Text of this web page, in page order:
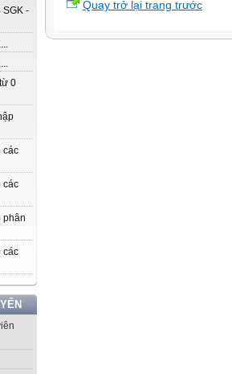
SGK -
0
các
các
phân
các
Quay trở lại trang trước